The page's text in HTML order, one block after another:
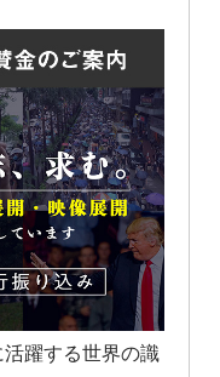
活躍する世界の識